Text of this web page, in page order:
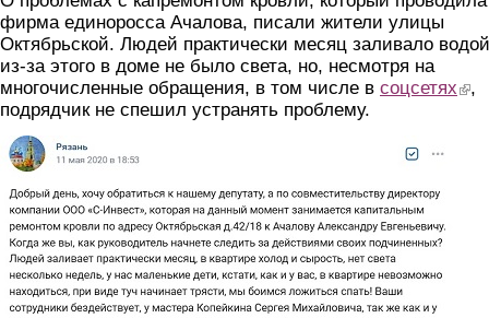
фирма единоросса Ачалова, писали жители улицы
Октябрьской. Людей практически месяц заливало
из-за этого в доме не было света, но, несмотря на
многочисленные обращения, в том числе в соцсетях (link
,
подрядчик не спешил устранять проблему.
skrin2.jpg